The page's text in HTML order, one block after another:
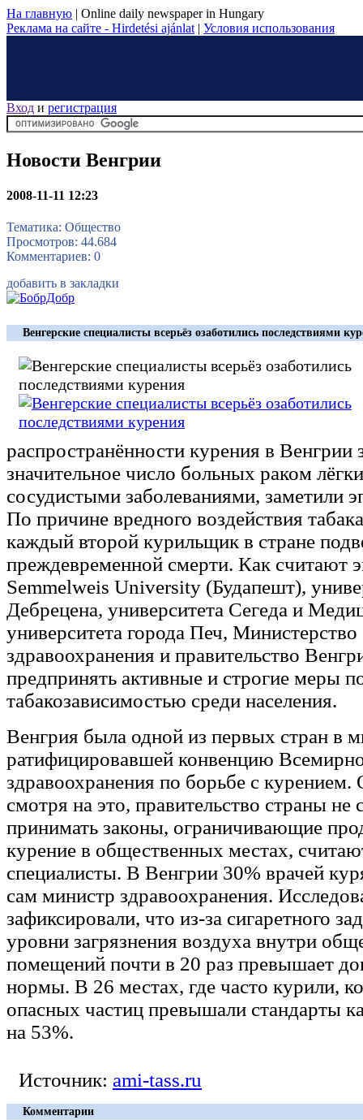
На главную | Online daily newspaper in Hungary
Реклама на сайте - Hirdetési ajánlat | Условия использования
Вход и регистрация
Новости Венгрии
2008-11-11 12:23
Тематика: Общество
Просмотров: 44.684
Комментариев: 0
добавить в закладки
Венгерские специалисты всерьёз озаботились последствиями
распространённости курения в Венгрии
значительное число больных раком
сосудистыми заболеваниями, заметили
По причине вредного воздействия
каждый второй курильщик в стране
преждевременной смерти. Как считают
Semmelweis University (Будапешт),
Дебрецена, университета Сегеда и
университета города Печ, Министерство
здравоохранения и правительство
предпринять активные и строгие меры
табакозависимостью среди населения.
Венгрия была одной из первых стран в
ратифицировавшей конвенцию
здравоохранения по борьбе с курением.
смотря на это, правительство страны не
принимать законы, ограничивающие
курение в общественных местах,
специалисты. В Венгрии 30% врачей
сам министр здравоохранения.
зафиксировали, что из-за сигаретного
уровни загрязнения воздуха внутри
помещений почти в 20 раз превышает
нормы. В 26 местах, где часто курили,
опасных частиц превышали стандарты
на 53%.
Источник: ami-tass.ru
Комментарии